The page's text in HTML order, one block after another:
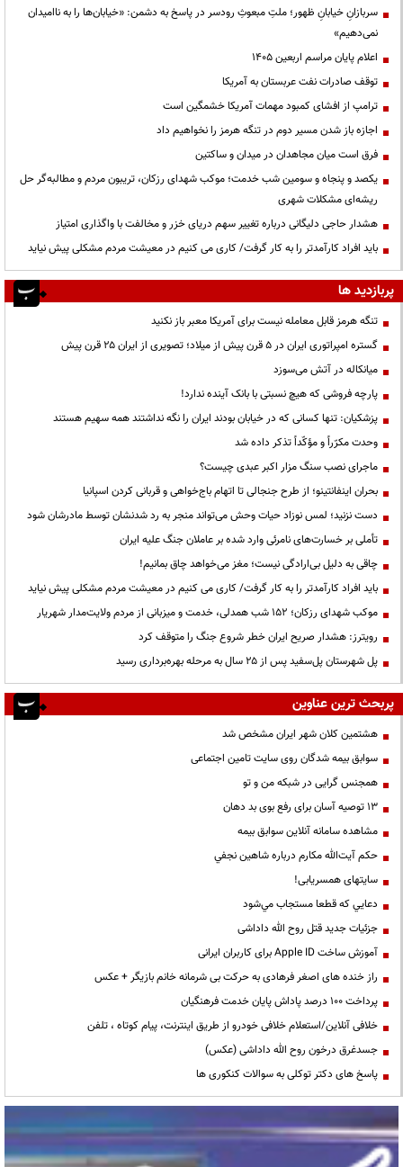
سربازانِ خیابانِ ظهور؛ ملتِ مبعوثِ رودسر در پاسخ به دشمن: «خیابان‌ها را به ناامیدان
نمی‌دهیم»
اعلام پایان مراسم اربعین ۱۴۰۵
توقف صادرات نفت عربستان به آمریکا
ترامپ از افشای کمبود مهمات آمریکا خشمگین است
اجازه باز شدن مسیر دوم در تنگه هرمز را نخواهیم داد
فرق است میان مجاهدان در میدان و ساکتین
یکصد و پنجاه و سومین شب خدمت؛ موکب شهدای رزکان، تریبون مردم و مطالبه‌گر حل
ریشه‌ای مشکلات شهری
هشدار حاجی دلیگانی درباره تغییر سهم دریای خزر و مخالفت با واگذاری امتیاز
باید افراد کارآمدتر را به کار گرفت/ کاری می کنیم در معیشت مردم مشکلی پیش نیاید
پربازدید ها
تنگه هرمز قابل معامله نیست برای آمریکا معبر باز نکنید
گستره امپراتوری ایران در ۵ قرن پیش از میلاد؛ تصویری از ایران ۲۵ قرن پیش
میانکاله در آتش می‌سوزد
پارچه فروشی که هیچ نسبتی با بانک آینده ندارد!
پزشکیان: تنها کسانی که در خیابان بودند ایران را نگه نداشتند همه سهیم هستند
وحدت مکرّراً و مؤکّداً تذکر داده شد
ماجرای نصب سنگ مزار اکبر عبدی چیست؟
بحران اینفانتینو؛ از طرح جنجالی تا اتهام باج‌خواهی و قربانی کردن اسپانیا
دست نزنید؛ لمس نوزاد حیات وحش می‌تواند منجر به رد شدنشان توسط مادرشان شود
تأملی بر خسارت‌های نامرئی وارد شده بر عاملان جنگ علیه ایران
چاقی به دلیل بی‌ارادگی نیست؛ مغز می‌خواهد چاق بمانیم!
باید افراد کارآمدتر را به کار گرفت/ کاری می کنیم در معیشت مردم مشکلی پیش نیاید
موکب شهدای رزکان؛ ۱۵۲ شب همدلی، خدمت و میزبانی از مردم ولایت‌مدار شهریار
رویترز: هشدار صریح ایران خطر شروع جنگ را متوقف کرد
پل شهرستان پل‌سفید پس از ۲۵ سال به مرحله بهره‌برداری رسید
پربحث ترین عناوین
هشتمین کلان شهر ایران مشخص شد
سوابق بیمه شدگان روی سایت تامین اجتماعی
همجنس گرایی در شبکه من و تو
13 توصیه آسان برای رفع بوی بد دهان
مشاهده سامانه آنلاين سوابق بیمه
حكم آيت‌الله مكارم درباره شاهين نجفي
سایتهای همسریابی!
دعايي كه قطعا مستجاب مي‌شود
جزئیات جدید قتل روح الله داداشی
آموزش ساخت Apple ID برای کاربران ایرانی
راز خنده های اصغر فرهادی به حرکت بی شرمانه خانم بازیگر + عکس
پرداخت ۱۰۰ درصد پاداش پایان خدمت فرهنگیان
خلافی آنلاین/استعلام خلافی خودرو از طریق اینترنت، پیام کوتاه ، تلفن
جسدغرق درخون روح الله داداشی (عکس)
پاسخ های دکتر توکلی به سوالات کنکوری ها